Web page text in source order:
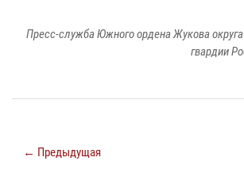
Пресс-служба Южного ордена Жукова
гвардии
← Предыдущая